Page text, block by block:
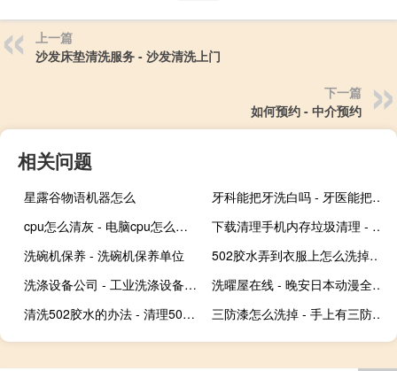
上一篇
沙发床垫清洗服务 - 沙发清洗上门
下一篇
如何预约 - 中介预约
相关问题
星露谷物语机器怎么
牙科能把牙洗白吗 - 牙医能把牙齿洗白吗
cpu怎么清灰 - 电脑cpu怎么清灰
下载清理手机内存垃圾清理 - 手机刷机大师下载最新版
洗碗机保养 - 洗碗机保养单位
502胶水弄到衣服上怎么洗掉 - 502胶水弄衣服上变硬了
洗涤设备公司 - 工业洗涤设备前十大名牌
洗曜屋在线 - 晚安日本动漫全集在线观看
清洗502胶水的办法 - 清理502胶水
三防漆怎么洗掉 - 手上有三防漆用什么可以洗掉